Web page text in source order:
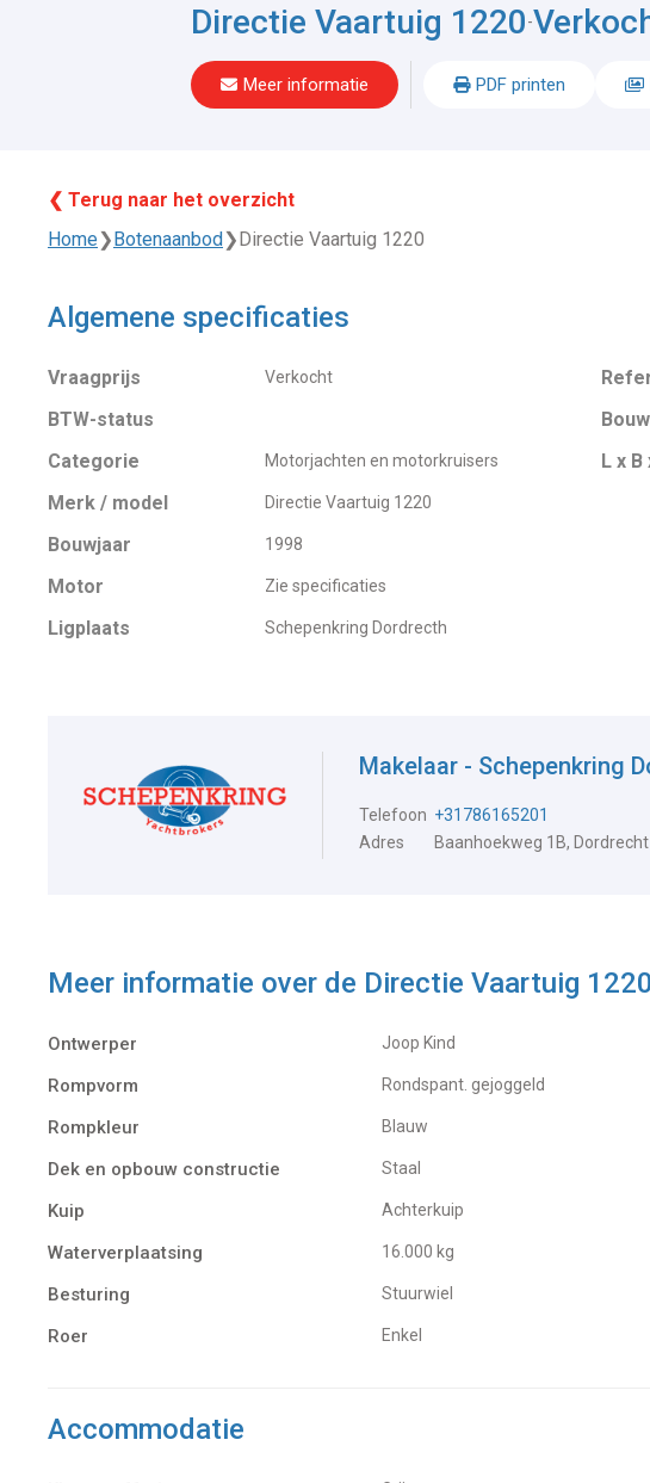
Directie Vaartuig 1220-
Meer informatie PDF printen
❮ Terug naar het overzicht
Home❯Botenaanbod❯Directie Vaartuig 1220
Algemene specificaties
Vraagprijs Verkocht
BTW-status
Categorie
Motorjachten en motorkruisers
Merk / model Directie Vaartuig 1220
Bouwjaar 1998
Motor Zie specificaties
Ligplaats Schepenkring Dordrecth
L x B
Makelaar - Schepenkring
Telefoon +31786165201
Adres
Baanhoekweg 1B,
Meer informatie over de Directie Vaartuig 1220
Ontwerper Joop Kind
Rompvorm Rondspant. gejoggeld
Rompkleur Blauw
Dek en opbouw constructie Staal
Kuip Achterkuip
Waterverplaatsing 16.000 kg
Besturing Stuurwiel
Roer Enkel
Accommodatie